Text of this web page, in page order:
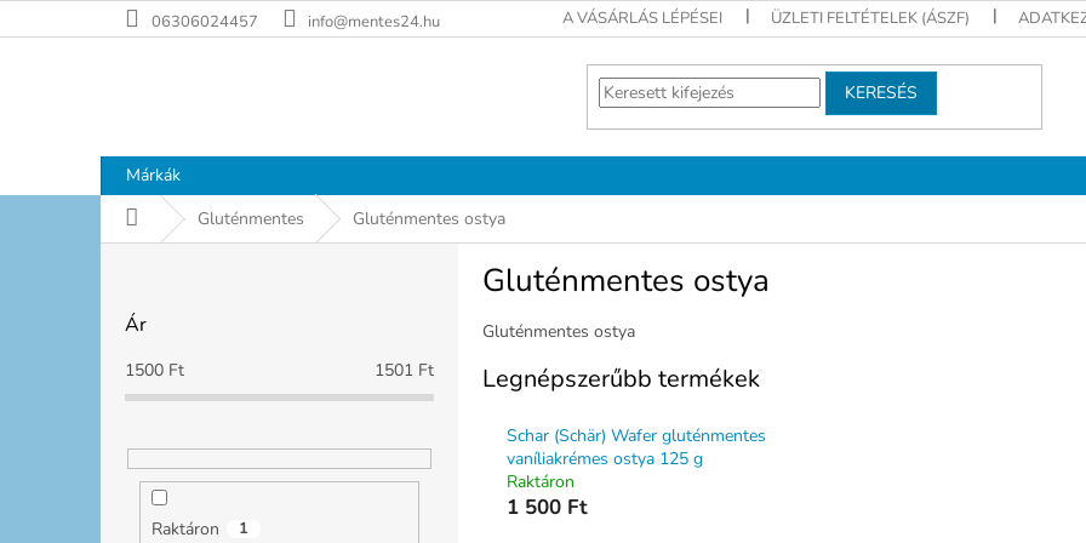
a
06306024457 info@mentes24.hu A VÁSÁRLÁS LÉPÉSEI ÜZLETI FELTÉTELEK (ÁSZF)
KERESÉS
Márkák
KezdőlapGluténmentes Gluténmentes ostya
Ár
1500 Ft 1501 Ft
Raktáron 1
Gluténmentes ostya
Gluténmentes ostya
Legnépszerűbb termékek
Schar (Schär) Wafer gluténmentes
vaníliakrémes ostya 125 g
Raktáron
1 500 Ft